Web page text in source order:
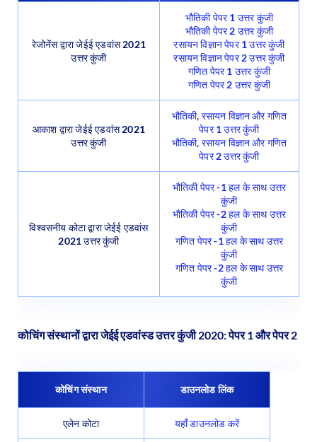
रेजोनेंस द्वारा जेईई एडवांस 2021
उत्तर कुंजी
भौतिकी पेपर 1 उत्तर कुंजी
भौतिकी पेपर 2 उत्तर कुंजी
रसायन विज्ञान पेपर 1 उत्तर कुंजी
रसायन विज्ञान पेपर 2 उत्तर कुंजी
गणित पेपर 1 उत्तर कुंजी
गणित पेपर 2 उत्तर कुंजी
आकाश द्वारा जेईई एडवांस 2021
उत्तर कुंजी
भौतिकी, रसायन विज्ञान और गणित
पेपर 1 उत्तर कुंजी
भौतिकी, रसायन विज्ञान और गणित
पेपर 2 उत्तर कुंजी
विश्वसनीय कोटा द्वारा जेईई एडवांस
2021 उत्तर कुंजी
भौतिकी पेपर -1 हल के साथ उत्तर
कुंजी
भौतिकी पेपर -2 हल के साथ उत्तर
कुंजी
गणित पेपर -1 हल के साथ उत्तर
कुंजी
गणित पेपर -2 हल के साथ उत्तर
कुंजी
कोचिंग संस्थानों द्वारा जेईई एडवांस्ड उत्तर कुंजी 2020: पेपर 1 और पेपर 2
कोचिंग संस्थान डाउनलोड लिंक
एलेन कोटा यहाँ डाउनलोड करें